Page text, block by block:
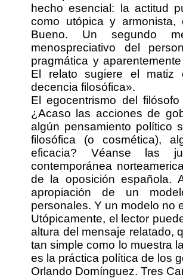
hecho esencial: la actitud
como utópica y
Bueno. Un segundo
menospreciativo del
pragmática y
El relato sugiere el matiz
decencia filosófica».
El egocentrismo del
¿Acaso las acciones de
algún pensamiento político
filosófica (o cosmética),
eficacia? Véanse las
contemporánea
de la oposición española.
apropiación de un
personales. Y un modelo no
Utópicamente, el lector
altura del mensaje relatado,
tan simple como lo muestra
es la práctica política de los
Orlando Domínguez. Tres